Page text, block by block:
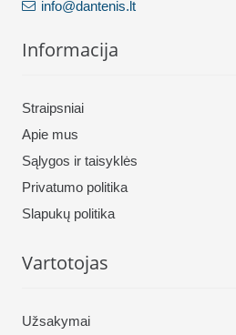
info@dantenis.lt
Informacija
Straipsniai
Apie mus
Sąlygos ir taisyklės
Privatumo politika
Slapukų politika
Vartotojas
Užsakymai